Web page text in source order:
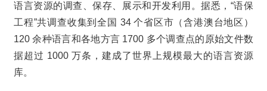
语言资源的调查、保存、展示和开发利用。据悉，“语保
工程”共调查收集到全国 34 个省区市（含港澳台地区）
120 余种语言和各地方言 1700 多个调查点的原始文件数
据超过 1000 万条，建成了世界上规模最大的语言资源
库。